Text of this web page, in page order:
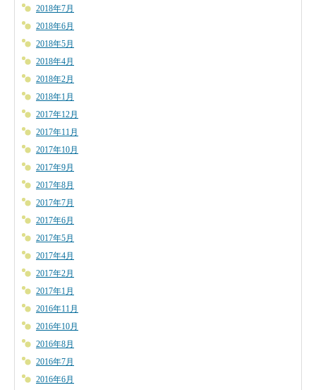
2018年7月
2018年6月
2018年5月
2018年4月
2018年2月
2018年1月
2017年12月
2017年11月
2017年10月
2017年9月
2017年8月
2017年7月
2017年6月
2017年5月
2017年4月
2017年2月
2017年1月
2016年11月
2016年10月
2016年8月
2016年7月
2016年6月